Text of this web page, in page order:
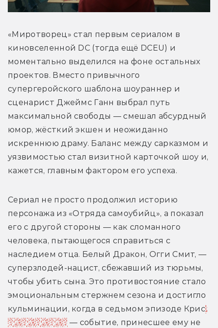
«Миротворец» стал первым сериалом в
киновселенной DC (тогда ещё DCEU) и
моментально выделился на фоне остальных
проектов. Вместо привычного
супергеройского шаблона шоураннер и
сценарист Джеймс Ганн выбрал путь
максимальной свободы — смешал абсурдный
юмор, жёсткий экшен и неожиданно
искреннюю драму. Баланс между сарказмом и
уязвимостью стал визитной карточкой шоу и,
кажется, главным фактором его успеха.
Сериал не просто продолжил историю
персонажа из «Отряда самоубийц», а показал
его с другой стороны — как сломанного
человека, пытающегося справиться с
наследием отца. Белый Дракон, Огги Смит, —
суперзлодей-нацист, сбежавший из тюрьмы,
чтобы убить сына. Это противостояние стало
эмоциональным стержнем сезона и достигло
кульминации, когда в седьмом эпизоде Крис
убил Дракона — событие, принесшее ему не